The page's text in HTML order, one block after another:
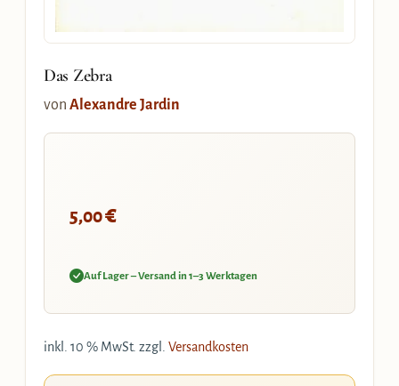
Das Zebra
von Alexandre Jardin
5,00€
Auf Lager – Versand in 1–3 Werktagen
inkl. 10 % MwSt. zzgl. Versandkosten